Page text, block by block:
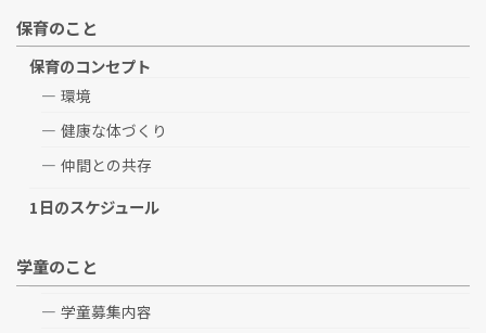
保育のこと
保育のコンセプト
環境
健康な体づくり
仲間との共存
1日のスケジュール
学童のこと
学童募集内容